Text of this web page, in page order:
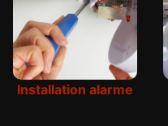
Installation alarme